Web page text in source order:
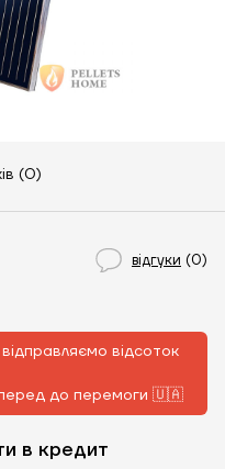
(0)
відгуки (0)
відсоток
до перемоги 🇺🇦
в кредит